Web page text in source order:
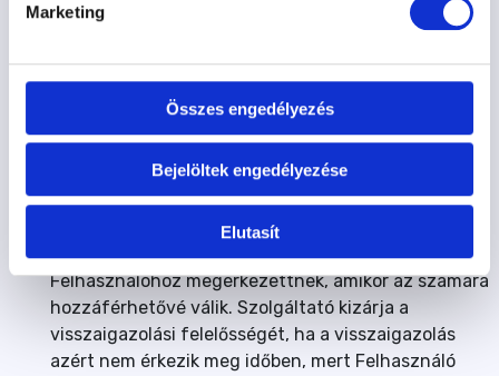
Marketing
Összes engedélyezés
Bejelöltek engedélyezése
Elutasít
a bevitt adatokat.
követően visszaigazolást kap. Amennyiben e
visszaigazolás a jelentkezés elküldésétől számított,
a szolgáltatás jellegétől függő elvárható határidőn
belül, de legkésőbb 48 órán belül Megrendelőhöz
nem érkezik meg, Felhasználó az ajánlati kötöttség
vagy szerződéses kötelezettség alól mentesül. A
megrendelés és annak visszaigazolása akkor
tekintendő a Szolgáltatóhoz, illetve az
Felhasználóhoz megérkezettnek, amikor az számára
hozzáférhetővé válik. Szolgáltató kizárja a
visszaigazolási felelősségét, ha a visszaigazolás
azért nem érkezik meg időben, mert Felhasználó